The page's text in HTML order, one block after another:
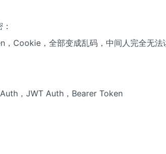
，Cookie，全部变成乱码，中间人完全无法
，JWT Auth，Bearer Token